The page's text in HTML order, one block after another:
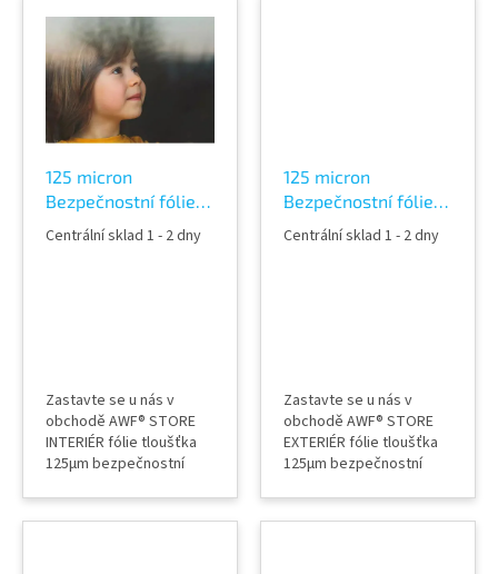
průhled ochrana proti
poranění a pořezání
sklem dveře, nábytek,
okna, výlohy, příčky atd.
po aplikaci slouží i jako
protihluková (snížuje hluk
zkrze...
atd....
125 micron
Bezpečnostní fólie
na skla tónovaná
63% Neutral 440C
Centrální sklad 1 - 2 dny
Zastavte se u nás v
obchodě AWF® STORE
INTERIÉR fólie tloušťka
125µm bezpečnostní
neutrální tónovaná a
průhledná nezkresluje
125 micron
Bezpečnostní fólie
tónovaná 16% Silver
Centrální sklad 1 - 2 dny
Zastavte se u nás v
obchodě AWF® STORE
EXTERIÉR fólie tloušťka
125µm bezpečnostní
stříbrná tónovaná a
průhledná nezkresluje